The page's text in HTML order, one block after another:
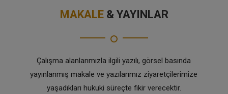
MAKALE& YAYINLAR
Çalışma alanlarımızla ilgili yazılı, görsel basında
yayınlanmış makale ve yazılarımız ziyaretçilerimize
yaşadıkları hukuki süreçte fikir verecektir.